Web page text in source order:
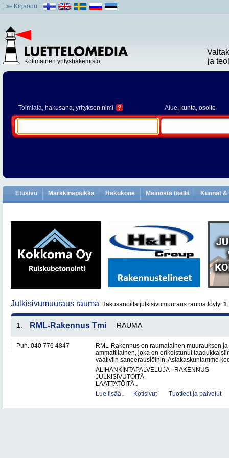
Kirjaudu
Kotimainen yrityshakemisto
ja
Toimiala, hakusana, yrityksen nimi ? Alue, kunta, osoite
Etusivu Markkinapaikka Hakukone Mainosta täällä Kunnat
Julkisivumuuraus rauma Hakusanoilla julkisivumuuraus rauma löytyi 1
1. RML-Rakennus Tmi RAUMA
Puh. 040 776 4847
RML-Rakennus on raumalainen muurauksen
ammattilainen, joka on erikoistunut
vaativiin saneeraustöihin. Asiakaskuntamme
ALIHANKINTAPALVELUJA - RAKENNUS
JULKISIVUTÖITÄ
LAATTATÖITÄ..
Lue lisää..
Kotisivut Tuotteet ja palvelut